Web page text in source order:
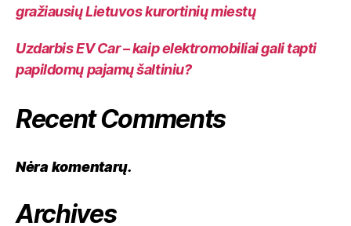
gražiausių Lietuvos kurortinių miestų
Uzdarbis EV Car – kaip elektromobiliai gali tapti
papildomų pajamų šaltiniu?
Recent Comments
Nėra komentarų.
Archives